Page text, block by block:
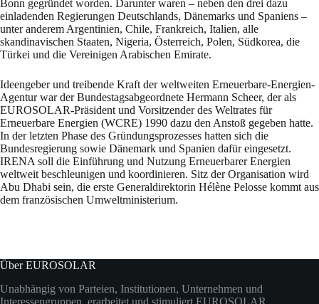
Bonn gegründet worden. Darunter waren – neben den drei dazu
einladenden Regierungen Deutschlands, Dänemarks und Spaniens –
unter anderem Argentinien, Chile, Frankreich, Italien, alle
skandinavischen Staaten, Nigeria, Österreich, Polen, Südkorea, die
Türkei und die Vereinigen Arabischen Emirate.
Ideengeber und treibende Kraft der weltweiten Erneuerbare-Energien-
Agentur war der Bundestagsabgeordnete Hermann Scheer, der als
EUROSOLAR-Präsident und Vorsitzender des Weltrates für
Erneuerbare Energien (WCRE) 1990 dazu den Anstoß gegeben hatte.
In der letzten Phase des Gründungsprozesses hatten sich die
Bundesregierung sowie Dänemark und Spanien dafür eingesetzt.
IRENA soll die Einführung und Nutzung Erneuerbarer Energien
weltweit beschleunigen und koordinieren. Sitz der Organisation wird
Abu Dhabi sein, die erste Generaldirektorin Hélène Pelosse kommt aus
dem französischen Umweltministerium.
Über EUROSOLAR
Unabhängig von Parteien, Institutionen, Unternehmen und